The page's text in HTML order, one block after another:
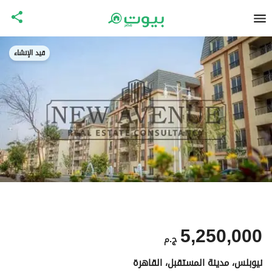
قيد الإنشاء
ج.م 5,250,000
نيوبلس، مدينة المستقبل، القاهرة